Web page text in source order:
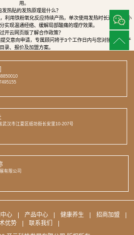
用。
发热贴的发热原理是什么？
利用铁粉氧化反应持续产热，单次使用发热时长达8至12小
实现温通经络、缓解局部酸痛的理疗效果。
开云网页版了解合作政策？
交意向申请，专属顾问将于3个工作日内与您对接，提供产
录、报价及加盟方案。
武汉市江夏区纸坊街长安里10-207号
有限公司
心 产品中心 健康养生 招商加盟
优势
联系我们